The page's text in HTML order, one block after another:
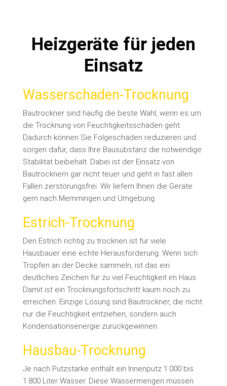
Heizgeräte für jeden
Einsatz
Wasserschaden-Trocknung
Bautrockner sind häufig die beste Wahl, wenn es um
die Trocknung von Feuchtigkeitsschäden geht.
Dadurch können Sie Folgeschäden reduzieren und
sorgen dafür, dass Ihre Bausubstanz die notwendige
Stabilität beibehält. Dabei ist der Einsatz von
Bautrocknern gar nicht teuer und geht in fast allen
Fällen zerstörungsfrei. Wir liefern Ihnen die Geräte
gern nach Memmingen und Umgebung.
Estrich-Trocknung
Den Estrich richtig zu trocknen ist für viele
Hausbauer eine echte Herausforderung. Wenn sich
Tropfen an der Decke sammeln, ist das ein
deutliches Zeichen für zu viel Feuchtigkeit im Haus.
Damit ist ein Trocknungsfortschritt kaum noch zu
erreichen. Einzige Lösung sind Bautrockner, die nicht
nur die Feuchtigkeit entziehen, sondern auch
Kondensationsenergie zurückgewinnen.
Hausbau-Trocknung
Je nach Putzstärke enthält ein Innenputz 1.000 bis
1.800 Liter Wasser. Diese Wassermengen müssen